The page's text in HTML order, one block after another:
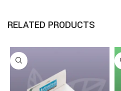
RELATED PRODUCTS